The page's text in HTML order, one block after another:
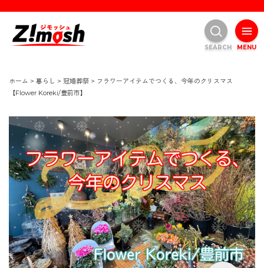
ホーム > 暮らし > 冠婚葬祭 > フラワーアイテムでつくる、今年のクリスマス
【Flower Koreki/豊前市】
MENU
SEARCH